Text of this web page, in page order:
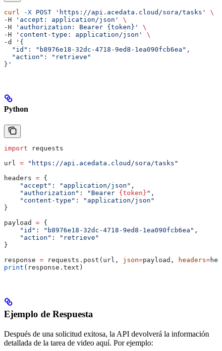
curl -X POST 'https://api.acedata.cloud/sora/tasks'
\
-H
'accept: application/json'
\
-H
'authorization: Bearer {token}'
\
-H
'content-type: application/json'
\
-d
'{
  "id": "b8976e18-32dc-4718-9ed8-1ea090fcb6ea",
  "action": "retrieve"
}'
Python
import requests
url = "https://api.acedata.cloud/sora/tasks"
headers = {
    "accept"
: "application/json" ,
    "authorization"
: "Bearer {token} " ,
    "content-type"
:
"application/json"
}
payload = {
    "id"
: "b8976e18-32dc-4718-9ed8-1ea090fcb6ea" ,
    "action"
:
"retrieve"
}
response = requests.post(url, json=payload, headers=
print (response.text)
Ejemplo de Respuesta
Después de una solicitud exitosa, la API devolverá la información
detallada de la tarea de video aquí. Por ejemplo: